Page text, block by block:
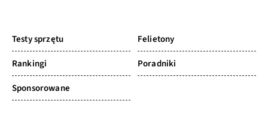
Testy sprzętu
Felietony
Rankingi
Poradniki
Sponsorowane